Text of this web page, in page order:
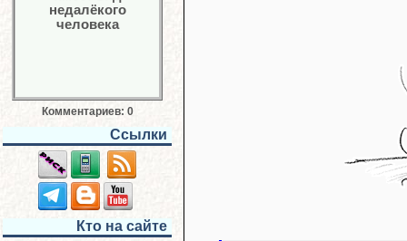
Комментариев: 0
Ссылки
Кто на сайте